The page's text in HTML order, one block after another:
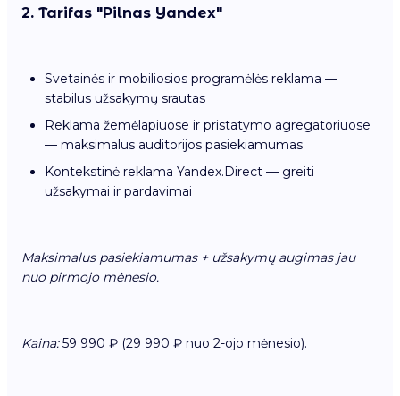
2. Tarifas "Pilnas Yandex"
Svetainės ir mobiliosios programėlės reklama —
stabilus užsakymų srautas
Reklama žemėlapiuose ir pristatymo agregatoriuose
— maksimalus auditorijos pasiekiamumas
Kontekstinė reklama Yandex.Direct — greiti
užsakymai ir pardavimai
Maksimalus pasiekiamumas + užsakymų augimas jau
nuo pirmojo mėnesio.
Kaina:59 990 ₽ (29 990 ₽ nuo 2-ojo mėnesio).